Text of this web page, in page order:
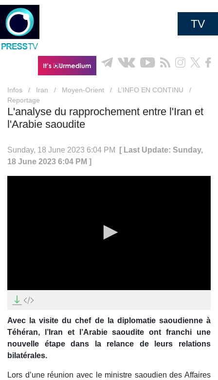
TV
Infos / Iran / Moyen-Orient / L’INFO EN CONTINU
/
Reportage
L'analyse du rapprochement entre l'Iran et
l'Arabie saoudite
Sunday, 18 June 2023 6:04 PM
[ Last Update: Sunday,
18 June 2023 6:04 PM ]
seconds
5
minutes,
16
seconds
Avec la visite du chef de la diplomatie saoudienne à
Téhéran, l’Iran et l’Arabie saoudite ont franchi une
nouvelle étape dans la relance de leurs relations
bilatérales.
Lors d’une réunion avec le ministre saoudien des Affaires